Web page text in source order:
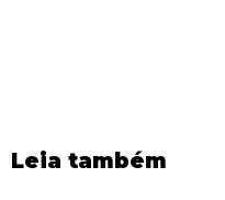
Leia também